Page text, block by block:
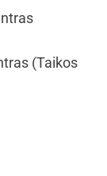
(Taikos